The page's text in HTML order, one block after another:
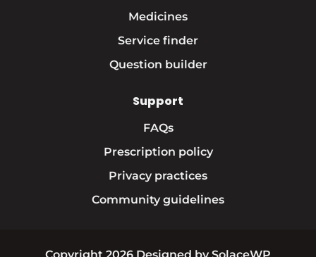
Medicines
Service finder
Question builder
Support
FAQs
Prescription policy
Privacy practices
Community guidelines